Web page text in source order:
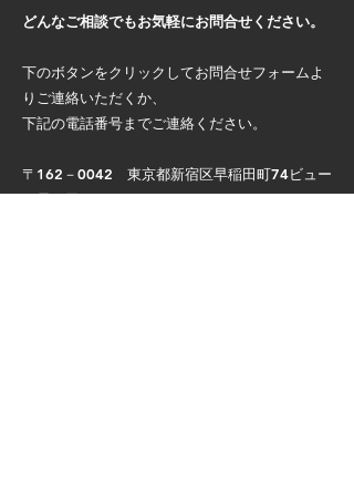
どんなご相談でもお気軽にお問合せください。
下のボタンをクリックしてお問合せフォームよ
りご連絡いただくか、
下記の電話番号までご連絡ください。
〒162－0042 東京都新宿区早稲田町74ビュー
ロ早稲田4F​